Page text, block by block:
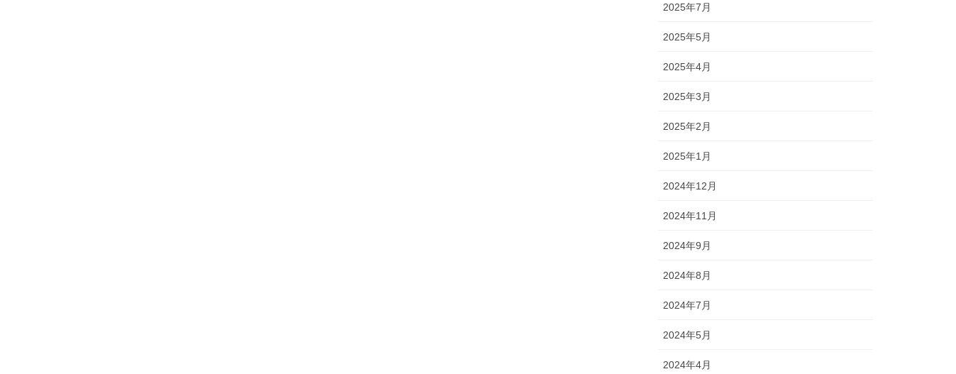
2025年7月
2025年5月
2025年4月
2025年3月
2025年2月
2025年1月
2024年12月
2024年11月
2024年9月
2024年8月
2024年7月
2024年5月
2024年4月